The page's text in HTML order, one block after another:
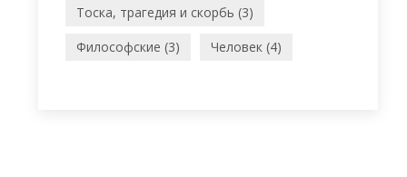
Тоска, трагедия и скорбь (3)
Философские (3)
Человек (4)